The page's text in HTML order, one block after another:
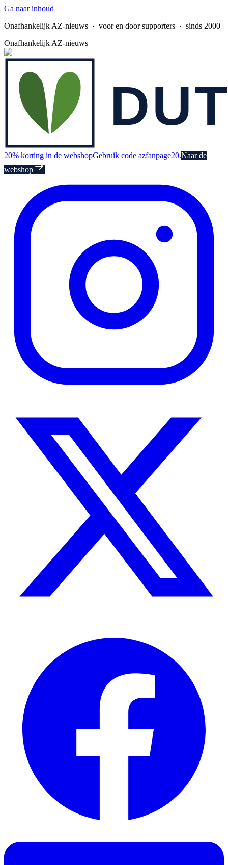
Ga naar inhoud
Onafhankelijk AZ-nieuws · voor en door supporters · sinds 2000
Onafhankelijk AZ-nieuws
20% korting in de webshopGebruik code azfanpage20.Naar de
webshop